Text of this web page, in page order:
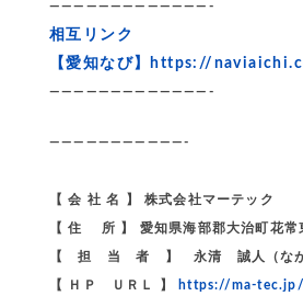
—————————————-
相互リンク
【愛知なび】
https://
—————————————-
———————————-
【 会 社 名 】 株式会社マーテック
【 住 所 】 愛知県海部郡大治町花常
【 担 当 者 】 永清 誠人（なが
【 ＨＰ ＵＲＬ 】 https://ma-tec.jp/